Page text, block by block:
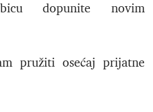
dopunite novim
pružiti osećaj prijatne